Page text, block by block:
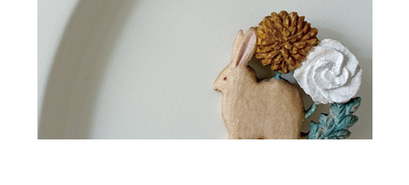
アクセス＆営業時間
館内有料トイレのご案内
バス(マイクロ含む)の駐車
駐車場